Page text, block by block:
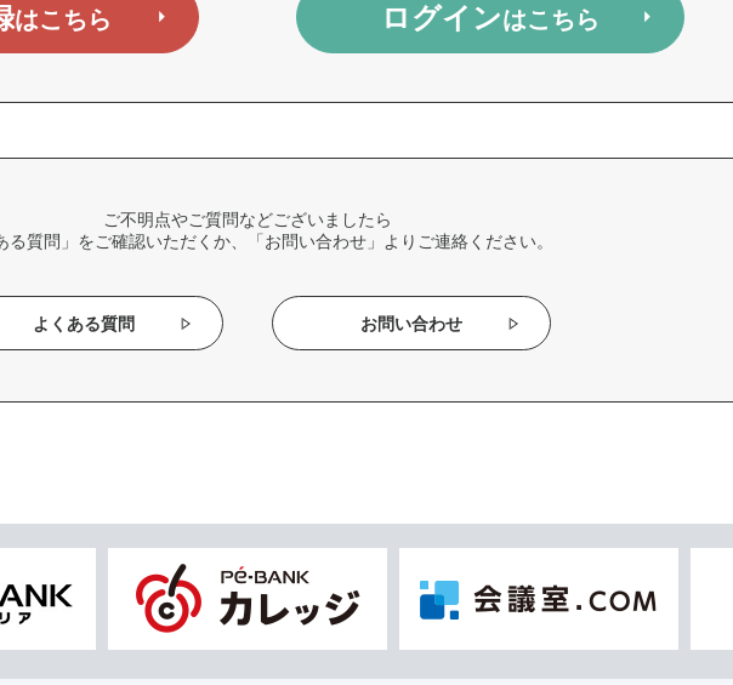
はこちら ログインはこちら
ご不明点やご質問などございましたら
る質問」をご確認いただくか、「お問い合わせ」よりご連絡ください。
よくある質問 お問い合わせ